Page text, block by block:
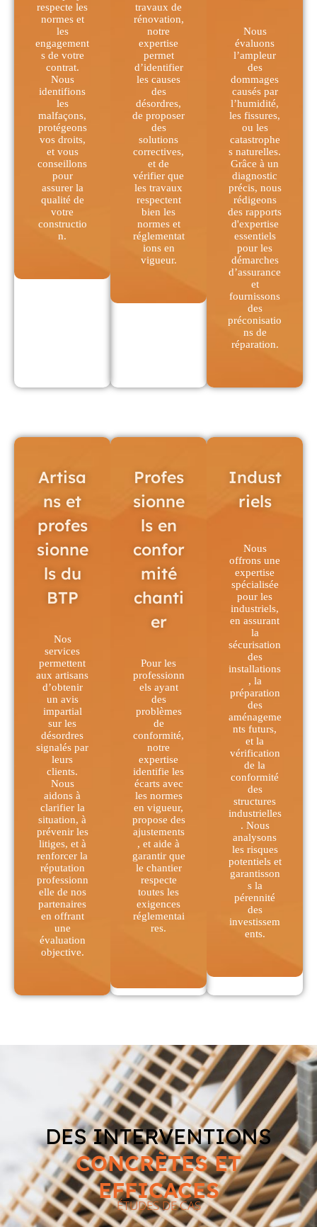
respecte les
normes et
les
engagement
s de votre
contrat.
Nous
identifions
les
malfaçons,
protégeons
vos droits,
et vous
conseillons
pour
assurer la
qualité de
votre
constructio
n.
travaux de
rénovation,
notre
expertise
permet
d’identifier
les causes
des
désordres,
de proposer
des
solutions
correctives,
et de
vérifier que
les travaux
respectent
bien les
normes et
réglementat
ions en
vigueur.
Nous
évaluons
l’ampleur
des
dommages
causés par
l’humidité,
les fissures,
ou les
catastrophe
s naturelles.
Grâce à un
diagnostic
précis, nous
rédigeons
des rapports
d'expertise
essentiels
pour les
démarches
d’assurance
et
fournissons
des
préconisatio
ns de
réparation.
Artisa
ns et
profes
sionne
ls du
BTP
Nos
services
permettent
aux artisans
d’obtenir
un avis
impartial
sur les
désordres
signalés par
leurs
clients.
Nous
aidons à
clarifier la
situation, à
prévenir les
litiges, et à
renforcer la
réputation
professionn
elle de nos
partenaires
en offrant
une
évaluation
objective.
Profes
sionne
ls en
confor
mité
chanti
er
Pour les
professionn
els ayant
des
problèmes
de
conformité,
notre
expertise
identifie les
écarts avec
les normes
en vigueur,
propose des
ajustements
, et aide à
garantir que
le chantier
respecte
toutes les
exigences
réglementai
res.
Indust
riels
Nous
offrons une
expertise
spécialisée
pour les
industriels,
en assurant
la
sécurisation
des
installations
, la
préparation
des
aménageme
nts futurs,
et la
vérification
de la
conformité
des
structures
industrielles
. Nous
analysons
les risques
potentiels et
garantisson
s la
pérennité
des
investissem
ents.
DES INTERVENTIONS
CONCRÈTES ET
EFFICACES
ÉTUDES DE CAS